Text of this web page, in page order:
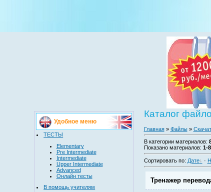
Удобное меню
ТЕСТЫ
Elementary
Pre Intermediate
Intermediate
Upper Intermediate
Advanced
Онлайн тесты
В помощь учителям
Каталог
Главная» Файлы»
В категории материалов:
Показано материалов: 1-8
Сортировать по: Дате ·
Тренажер